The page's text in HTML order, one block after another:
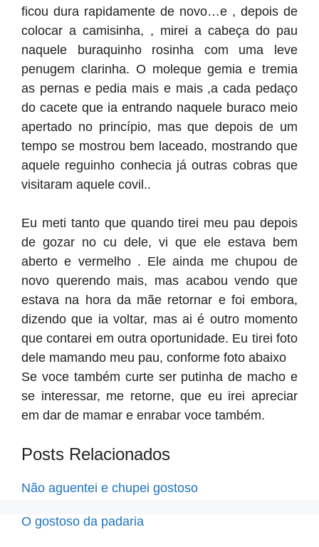
ficou dura rapidamente de novo…e , depois de
colocar a camisinha, , mirei a cabeça do pau
naquele buraquinho rosinha com uma leve
penugem clarinha. O moleque gemia e tremia
as pernas e pedia mais e mais ,a cada pedaço
do cacete que ia entrando naquele buraco meio
apertado no princípio, mas que depois de um
tempo se mostrou bem laceado, mostrando que
aquele reguinho conhecia já outras cobras que
visitaram aquele covil..
Eu meti tanto que quando tirei meu pau depois
de gozar no cu dele, vi que ele estava bem
aberto e vermelho . Ele ainda me chupou de
novo querendo mais, mas acabou vendo que
estava na hora da mãe retornar e foi embora,
dizendo que ia voltar, mas ai é outro momento
que contarei em outra oportunidade. Eu tirei foto
dele mamando meu pau, conforme foto abaixo
Se voce também curte ser putinha de macho e
se interessar, me retorne, que eu irei apreciar
em dar de mamar e enrabar voce também.
Posts Relacionados
Não aguentei e chupei gostoso
O gostoso da padaria